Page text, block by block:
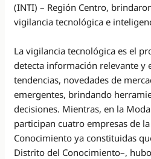
(INTI) – Región Centro,
vigilancia tecnológica e
La vigilancia tecnológica es el
detecta información relevante y
tendencias, novedades de
emergentes, brindando
decisiones. Mientras, en la
participan cuatro empresas de
Conocimiento ya constituidas
Distrito del Conocimiento–,